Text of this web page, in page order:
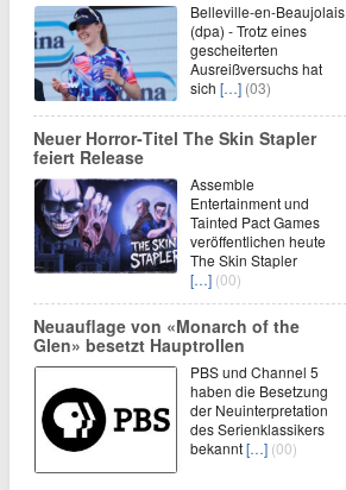
Belleville-en-Beaujolais
(dpa) - Trotz eines
gescheiterten
Ausreißversuchs hat
sich […] (03)
Neuer Horror‑Titel The Skin Stapler
feiert Release
Assemble
Entertainment und
Tainted Pact Games
veröffentlichen heute
The Skin Stapler
[…] (00)
Neuauflage von «Monarch of the
Glen» besetzt Hauptrollen
PBS und Channel 5
haben die Besetzung
der Neuinterpretation
des Serienklassikers
bekannt[…] (00)